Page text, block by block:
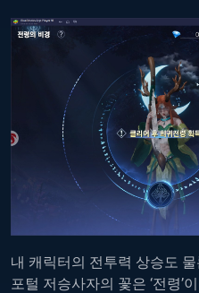
내 캐릭터의 전투력 상승도
포털 저승사자의 꽃은 ‘전령’